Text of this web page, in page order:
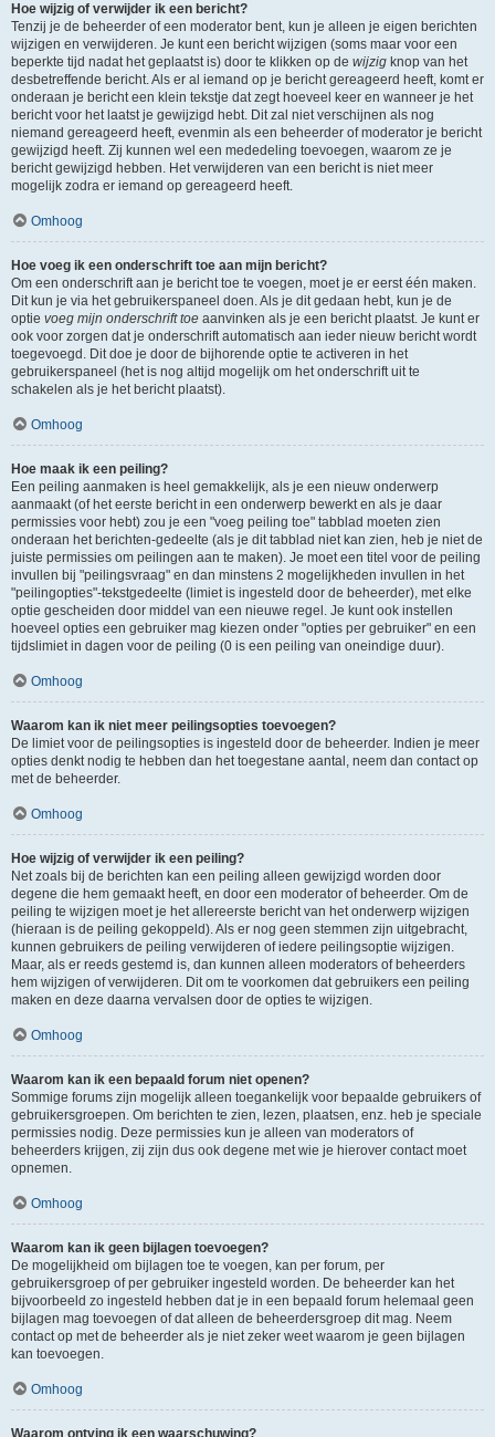
Hoe wijzig of verwijder ik een bericht?
Tenzij je de beheerder of een moderator bent, kun je alleen je eigen berichten
wijzigen en verwijderen. Je kunt een bericht wijzigen (soms maar voor een
beperkte tijd nadat het geplaatst is) door te klikken op de wijzig knop van het
desbetreffende bericht. Als er al iemand op je bericht gereageerd heeft, komt er
onderaan je bericht een klein tekstje dat zegt hoeveel keer en wanneer je het
bericht voor het laatst je gewijzigd hebt. Dit zal niet verschijnen als nog
niemand gereageerd heeft, evenmin als een beheerder of moderator je bericht
gewijzigd heeft. Zij kunnen wel een mededeling toevoegen, waarom ze je
bericht gewijzigd hebben. Het verwijderen van een bericht is niet meer
mogelijk zodra er iemand op gereageerd heeft.
Omhoog
Hoe voeg ik een onderschrift toe aan mijn bericht?
Om een onderschrift aan je bericht toe te voegen, moet je er eerst één maken.
Dit kun je via het gebruikerspaneel doen. Als je dit gedaan hebt, kun je de
optie voeg mijn onderschrift toe aanvinken als je een bericht plaatst. Je kunt er
ook voor zorgen dat je onderschrift automatisch aan ieder nieuw bericht wordt
toegevoegd. Dit doe je door de bijhorende optie te activeren in het
gebruikerspaneel (het is nog altijd mogelijk om het onderschrift uit te
schakelen als je het bericht plaatst).
Omhoog
Hoe maak ik een peiling?
Een peiling aanmaken is heel gemakkelijk, als je een nieuw onderwerp
aanmaakt (of het eerste bericht in een onderwerp bewerkt en als je daar
permissies voor hebt) zou je een "voeg peiling toe" tabblad moeten zien
onderaan het berichten-gedeelte (als je dit tabblad niet kan zien, heb je niet de
juiste permissies om peilingen aan te maken). Je moet een titel voor de peiling
invullen bij "peilingsvraag" en dan minstens 2 mogelijkheden invullen in het
"peilingopties"-tekstgedeelte (limiet is ingesteld door de beheerder), met elke
optie gescheiden door middel van een nieuwe regel. Je kunt ook instellen
hoeveel opties een gebruiker mag kiezen onder "opties per gebruiker" en een
tijdslimiet in dagen voor de peiling (0 is een peiling van oneindige duur).
Omhoog
Waarom kan ik niet meer peilingsopties toevoegen?
De limiet voor de peilingsopties is ingesteld door de beheerder. Indien je meer
opties denkt nodig te hebben dan het toegestane aantal, neem dan contact op
met de beheerder.
Omhoog
Hoe wijzig of verwijder ik een peiling?
Net zoals bij de berichten kan een peiling alleen gewijzigd worden door
degene die hem gemaakt heeft, en door een moderator of beheerder. Om de
peiling te wijzigen moet je het allereerste bericht van het onderwerp wijzigen
(hieraan is de peiling gekoppeld). Als er nog geen stemmen zijn uitgebracht,
kunnen gebruikers de peiling verwijderen of iedere peilingsoptie wijzigen.
Maar, als er reeds gestemd is, dan kunnen alleen moderators of beheerders
hem wijzigen of verwijderen. Dit om te voorkomen dat gebruikers een peiling
maken en deze daarna vervalsen door de opties te wijzigen.
Omhoog
Waarom kan ik een bepaald forum niet openen?
Sommige forums zijn mogelijk alleen toegankelijk voor bepaalde gebruikers of
gebruikersgroepen. Om berichten te zien, lezen, plaatsen, enz. heb je speciale
permissies nodig. Deze permissies kun je alleen van moderators of
beheerders krijgen, zij zijn dus ook degene met wie je hierover contact moet
opnemen.
Omhoog
Waarom kan ik geen bijlagen toevoegen?
De mogelijkheid om bijlagen toe te voegen, kan per forum, per
gebruikersgroep of per gebruiker ingesteld worden. De beheerder kan het
bijvoorbeeld zo ingesteld hebben dat je in een bepaald forum helemaal geen
bijlagen mag toevoegen of dat alleen de beheerdersgroep dit mag. Neem
contact op met de beheerder als je niet zeker weet waarom je geen bijlagen
kan toevoegen.
Omhoog